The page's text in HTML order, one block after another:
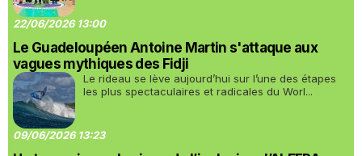
22/06/2026 13:00
Le Guadeloupéen Antoine Martin s'attaque aux
vagues mythiques des Fidji
Le rideau se lève aujourd’hui sur l’une des étapes
les plus spectaculaires et radicales du Worl...
09/06/2026 13:23